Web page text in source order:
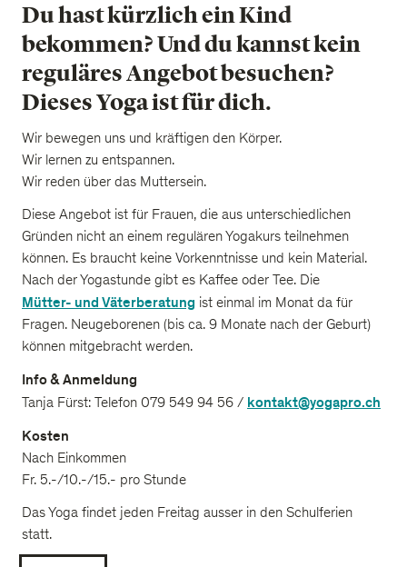
Du hast kürzlich ein Kind
bekommen? Und du kannst kein
reguläres Angebot besuchen?
Dieses Yoga ist für dich.
Wir bewegen uns und kräftigen den Körper.
Wir lernen zu entspannen.
Wir reden über das Muttersein.
Diese Angebot ist für Frauen, die aus unterschiedlichen
Gründen nicht an einem regulären Yogakurs teilnehmen
können. Es braucht keine Vorkenntnisse und kein Material.
Nach der Yogastunde gibt es Kaffee oder Tee. Die
Mütter- und Väterberatung ist einmal im Monat da für
Fragen. Neugeborenen (bis ca. 9 Monate nach der Geburt)
können mitgebracht werden.
Info & Anmeldung
Tanja Fürst: Telefon 079 549 94 56 / kontakt@yogapro.ch
Kosten
Nach Einkommen
Fr. 5.-/10.-/15.- pro Stunde
Das Yoga findet jeden Freitag ausser in den Schulferien
statt.